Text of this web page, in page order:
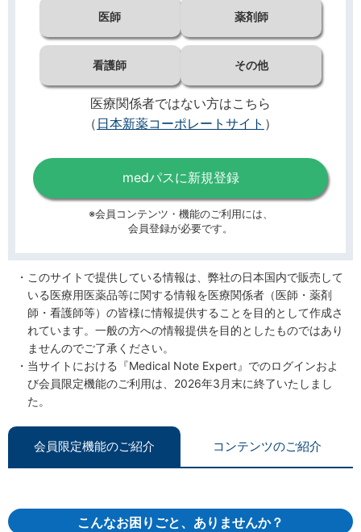
医師 薬剤師
看護師 その他
医療関係者ではない方はこちら
（ 日本新薬コーポレートサイト ）
medパスに新規登録
※会員コンテンツ・機能のご利用には、
会員登録が必要です。
このサイトで提供している情報は、弊社の日本国内で販売して
いる医療用医薬品等に関する情報を医療関係者（医師・薬剤
師・看護師等）の皆様に情報提供することを目的として作成さ
れています。一般の方への情報提供を目的としたものではあり
ませんのでご了承ください。
当サイトにおける『Medical Note Expert』でのログインおよ
び会員限定機能のご利用は、2026年3月末に終了いたしまし
た。
会員限定機能のご紹介 コンテンツのご紹介
こんなお困りごと、ありませんか？